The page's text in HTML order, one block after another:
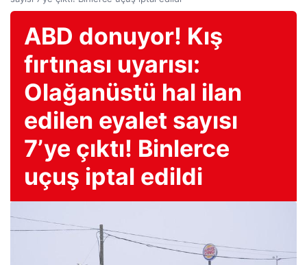
ABD donuyor! Kış
fırtınası uyarısı:
Olağanüstü hal ilan
edilen eyalet sayısı
7’ye çıktı! Binlerce
uçuş iptal edildi